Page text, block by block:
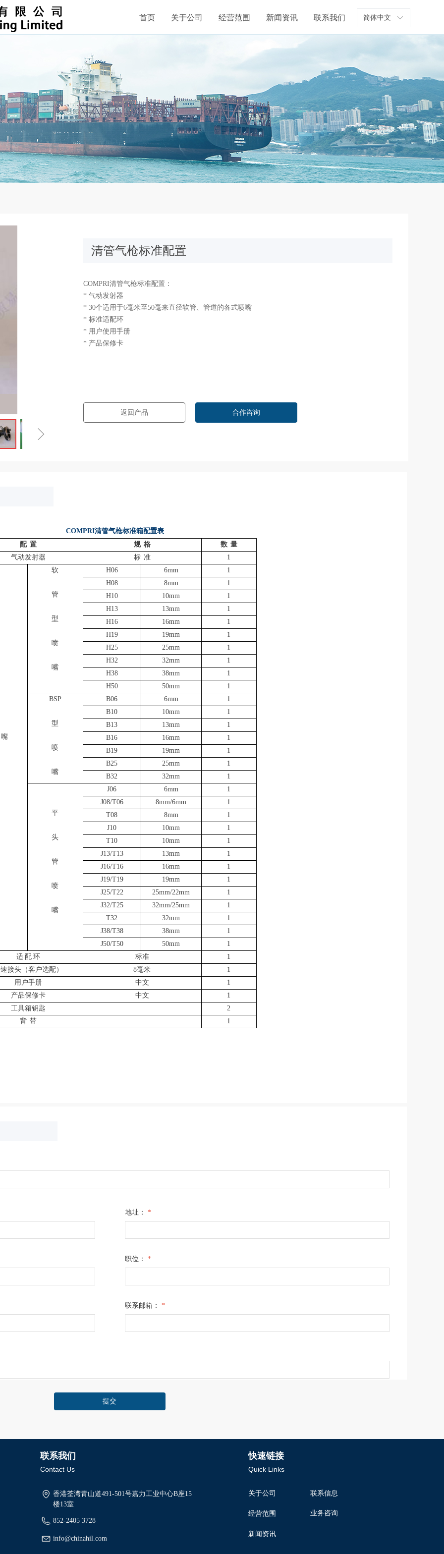
首页 关于公司 经营范围 新闻资讯 联系我们 ꀅ
简体中文
ꁇ
COMPRI清管气枪标准配置：
* 气动发射器
* 30个适用于6毫米至50毫来直径软管、管道的各式喷嘴
* 标准适配环
* 用户使用手册
* 产品保修卡
清管气枪标准配置
返回产品 合作咨询
地址： *
职位： *
联系邮箱： *
提交
COMPRI清管气枪标准箱配置表
配 置 规 格 数 量
气动发射器
标 准 1
嘴
软
管
型
喷
嘴
H06 6mm
1
H08
8mm
1
H10
10mm
1
H13
13mm
1
H16
16mm
1
H19
19mm
1
H25
25mm
1
H32
32mm
1
H38
38mm
1
H50
50mm
1
BSP
型
喷
嘴
B06 6mm
1
B10
10mm
1
B13
13mm
1
B16
16mm
1
B19
19mm
1
B25
25mm
1
B32
32mm 1
平
头
管
喷
嘴
J06 6mm
1
J08/T06
8mm/6mm
1
T08
8mm
1
J10
10mm
1
T10
10mm
1
J13/T13
13mm
1
J16/T16
16mm
1
J19/T19
19mm
1
J25/T22
25mm/22mm
1
J32/T25
32mm/25mm
1
T32
32mm
1
J38/T38
38mm
1
J50/T50
50mm
1
适 配 环 标准
1
接头（客户选配）
8毫米
1
用户手册
中文
1
产品保修卡
中文
1
工具箱钥匙
2
背 带 1
香港荃湾青山道491-501号嘉力工业中心B座15
楼13室
852-2405 3728
info@chinahil.com
联系我们
Contact Us
快速链接
Quick Links
关于公司
经营范围
新闻资讯
联系信息
业务咨询